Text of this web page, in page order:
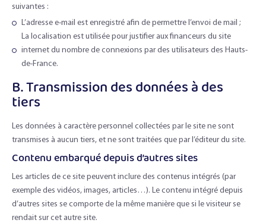
suivantes :
L’adresse e-mail est enregistré afin de permettre l’envoi de mail ;
La localisation est utilisée pour justifier aux financeurs du site
internet du nombre de connexions par des utilisateurs des Hauts-
de-France.
B. Transmission des données à des
tiers
Les données à caractère personnel collectées par le site ne sont
transmises à aucun tiers, et ne sont traitées que par l’éditeur du site.
Contenu embarqué depuis d’autres sites
Les articles de ce site peuvent inclure des contenus intégrés (par
exemple des vidéos, images, articles…). Le contenu intégré depuis
d’autres sites se comporte de la même manière que si le visiteur se
rendait sur cet autre site.